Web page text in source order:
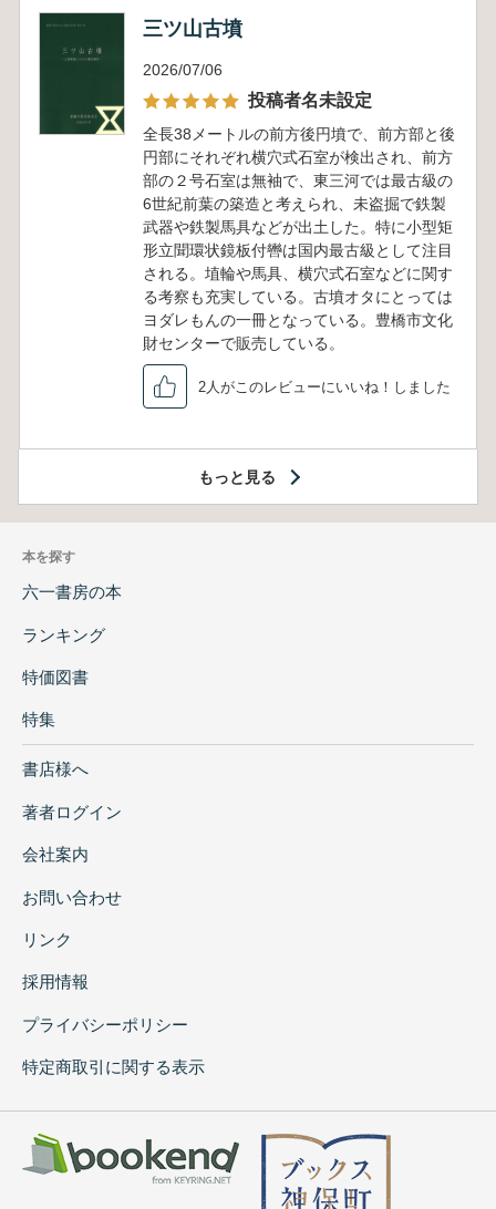
三ツ山古墳
2026/07/06
投稿者名未設定
全長38メートルの前方後円墳で、前方部と後
円部にそれぞれ横穴式石室が検出され、前方
部の２号石室は無袖で、東三河では最古級の
6世紀前葉の築造と考えられ、未盗掘で鉄製
武器や鉄製馬具などが出土した。特に小型矩
形立聞環状鏡板付轡は国内最古級として注目
される。埴輪や馬具、横穴式石室などに関す
る考察も充実している。古墳オタにとっては
ヨダレもんの一冊となっている。豊橋市文化
財センターで販売している。
2人がこのレビューにいいね！しました
もっと見る
本を探す
六一書房の本
ランキング
特価図書
特集
書店様へ
著者ログイン
会社案内
お問い合わせ
リンク
採用情報
プライバシーポリシー
特定商取引に関する表示